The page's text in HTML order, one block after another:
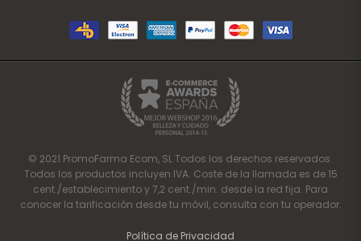
© 2021 PromoFarma Ecom, SL Todos los derechos reservados.
Todos los productos incluyen IVA. Coste de la llamada es de 15
cent./establecimiento y 7,2 cent./min. desde la red fija. Para
conocer la tarificación desde tu móvil, consulta con tu operador.
Política de Privacidad